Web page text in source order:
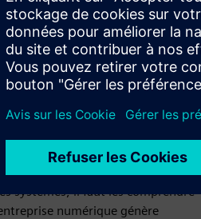
numérique :
systèmes, il faut les comprendre
numérique génère